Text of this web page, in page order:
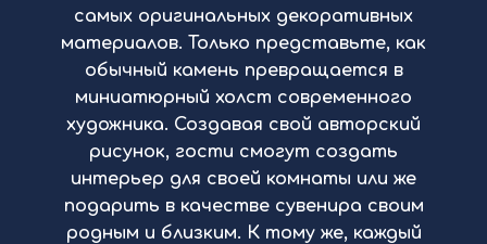
самых оригинальных декоративных
материалов. Только представьте, как
обычный камень превращается в
миниатюрный холст современного
художника. Создавая свой авторский
рисунок, гости смогут создать
интерьер для своей комнаты или же
подарить в качестве сувенира своим
родным и близким. К тому же, каждый